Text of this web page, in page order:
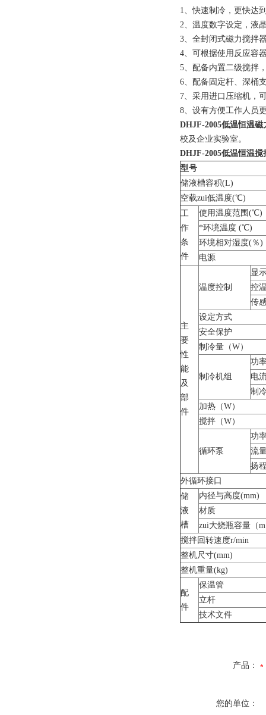
1、快速制冷，更快达
2、温度数字设定，液
3、全封闭式磁力搅拌
4、可根据使用反应容
5、配备内置二级搅拌
6、配备固定杆、深桶
7、采用进口压缩机，
8、设有方便工作人员
DHJF-2005低温恒温磁
校及企业实验室。
DHJF-2005低温恒温搅
型号
储液槽容积(L)
空载zui低温度(℃)
工
作
条
件
使用温度范围(℃)
*环境温度 (℃)
环境相对湿度(％)
电源
主
要
性
能
及
部
件
温度控制
显
控
传
设定方式
安全保护
制冷量（W）
制冷机组
功
电
制
加热（W）
搅拌（W）
循环泵
功
流
扬
外循环接口
储
液
槽
内径与高度(mm)
材质
zui大烧瓶容量（
搅拌回转速度r/min
整机尺寸(mm)
整机重量(kg)
配
件
保温管
立杆
技术文件
产品：
您的单位：